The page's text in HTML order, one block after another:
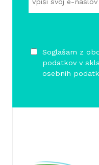
Soglašam z
podatkov v
osebnih